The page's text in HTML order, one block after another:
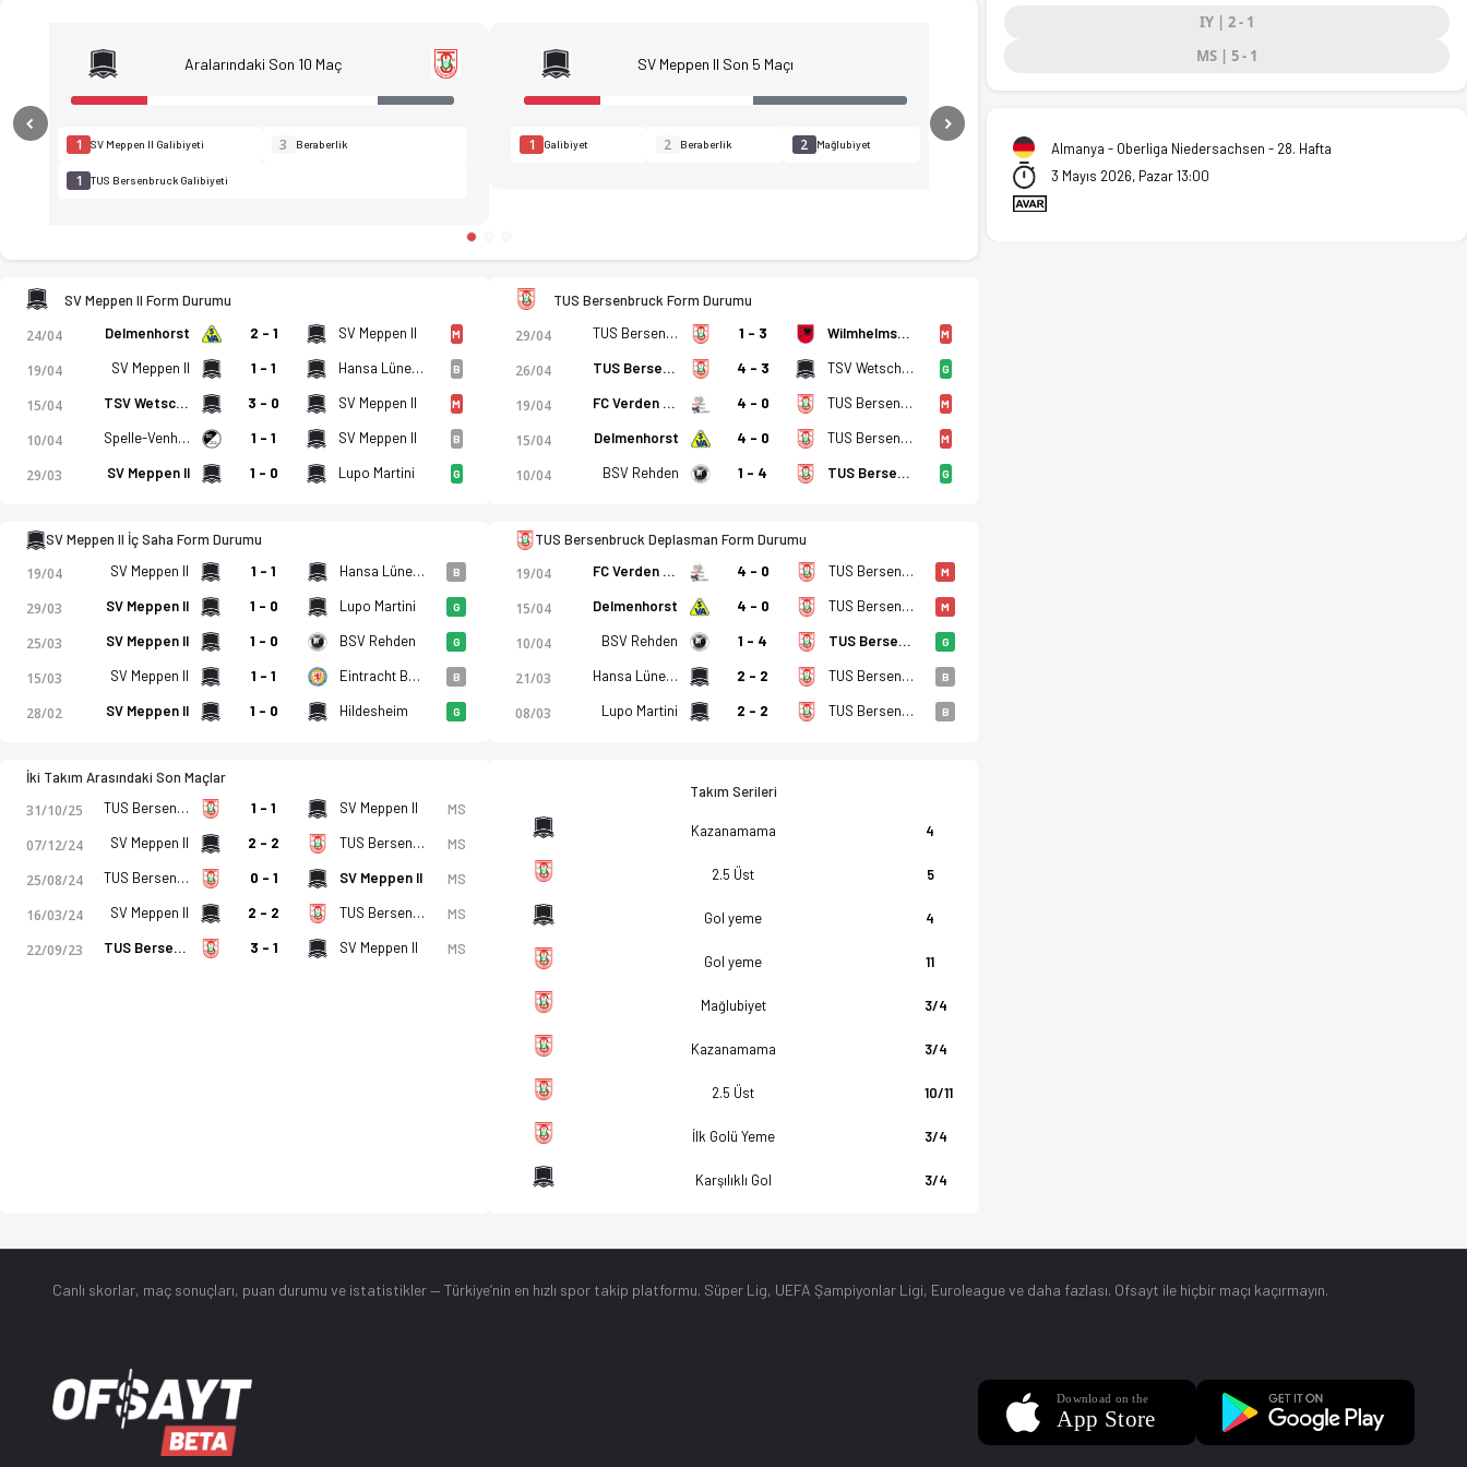
SV Meppen II - TUS Bersenbruck 5-1 bitti. Gol anları, kadro, istatistikler, puan durumu ve iddaa oranları Ofsayt'ta. (03.05.2026)
Aralarındaki Son 10 Maç
1 SV Meppen II Galibiyeti 3 Beraberlik
1 TUS Bersenbruck Galibiyeti
SV Meppen II Son 5 Maçı
1 Galibiyet 2 Beraberlik 2 Mağlubiyet
Previous Next
SV Meppen II Form Durumu
24/04 Delmenhorst 2 - 1 SV Meppen II M
19/04 SV Meppen II 1 - 1 Hansa Lüneburg B
15/04 TSV Wetschen 3 - 0 SV Meppen II M
10/04 Spelle-Venhaus 1 - 1 SV Meppen II B
29/03 SV Meppen II 1 - 0 Lupo Martini G
TUS Bersenbruck Form Durumu
29/04 TUS Bersenbruck 1 - 3 Wilmhelmshaven M
26/04 TUS Bersenbruck 4 - 3 TSV Wetschen G
19/04 FC Verden 04 4 - 0 TUS Bersenbruck M
15/04 Delmenhorst 4 - 0 TUS Bersenbruck M
10/04 BSV Rehden 1 - 4 TUS Bersenbruck G
SV Meppen II İç Saha Form Durumu
19/04 SV Meppen II 1 - 1 Hansa Lüneburg B
29/03 SV Meppen II 1 - 0 Lupo Martini G
25/03 SV Meppen II 1 - 0 BSV Rehden G
15/03 SV Meppen II 1 - 1 Eintracht Braunschweig (A) B
28/02 SV Meppen II 1 - 0 Hildesheim G
TUS Bersenbruck Deplasman Form Durumu
19/04 FC Verden 04 4 - 0 TUS Bersenbruck M
15/04 Delmenhorst 4 - 0 TUS Bersenbruck M
10/04 BSV Rehden 1 - 4 TUS Bersenbruck G
21/03 Hansa Lüneburg 2 - 2 TUS Bersenbruck B
08/03 Lupo Martini 2 - 2 TUS Bersenbruck B
İki Takım Arasındaki Son Maçlar
31/10/25 TUS Bersenbruck 1 - 1 SV Meppen II MS
07/12/24 SV Meppen II 2 - 2 TUS Bersenbruck MS
25/08/24 TUS Bersenbruck 0 - 1 SV Meppen II MS
16/03/24 SV Meppen II 2 - 2 TUS Bersenbruck MS
22/09/23 TUS Bersenbruck 3 - 1 SV Meppen II MS
Takım Serileri
Kazanamama 4
2.5 Üst 5
Gol yeme 4
Gol yeme 11
Mağlubiyet 3/4
Kazanamama 3/4
2.5 Üst 10/11
İlk Golü Yeme 3/4
Karşılıklı Gol 3/4
IY | 2 - 1
MS | 5 - 1
Almanya - Oberliga Niedersachsen - 28. Hafta
3 Mayıs 2026, Pazar 13:00
Canlı skorlar, maç sonuçları, puan durumu ve istatistikler — Türkiye’nin en hızlı spor takip platformu. Süper Lig, UEFA Şampiyonlar Ligi, Euroleague ve daha fazlası. Ofsayt ile hiçbir maçı kaçırmayın.